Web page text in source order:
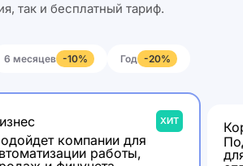
так и бесплатный тариф.
6 месяцев -10% Год -20%
ХИТ
компании для
работы,